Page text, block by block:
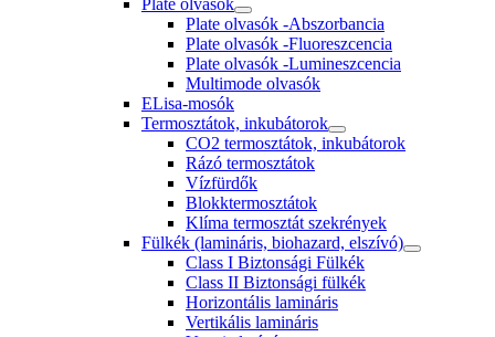
Plate olvasók -Abszorbancia
Plate olvasók -Fluoreszcencia
Plate olvasók -Lumineszcencia
Multimode olvasók
ELisa-mosók
Termosztátok, inkubátorok
CO2 termosztátok, inkubátorok
Rázó termosztátok
Vízfürdők
Blokktermosztátok
Klíma termosztát szekrények
Fülkék (lamináris, biohazard, elszívó)
Class I Biztonsági Fülkék
Class II Biztonsági fülkék
Horizontális lamináris
Vertikális lamináris